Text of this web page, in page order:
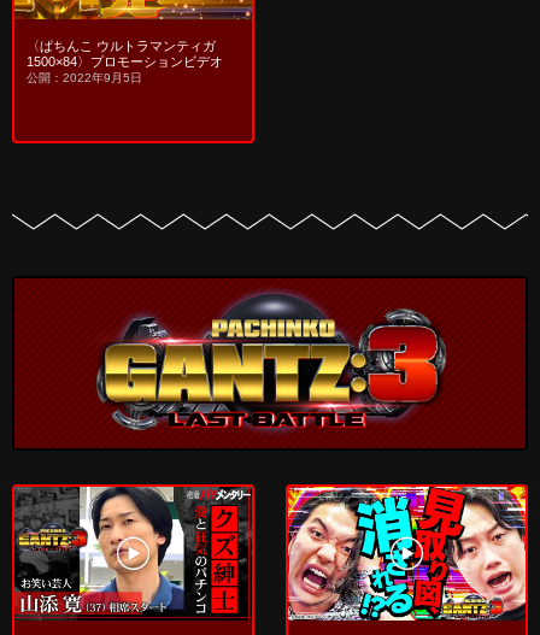
〈ぱちんこ ウルトラマンティガ
1500×84〉プロモーションビデオ
公開：2022年9月5日